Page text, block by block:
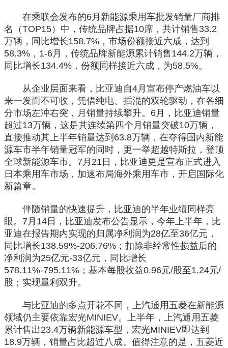
在乘联会发布的6月新能源乘用车批发销量厂商排
名（TOP15）中，传统品牌占据10席，共计销售33.2
万辆，同比增长158.7%，市场份额接近六成，达到
58.3%，1-6月，传统品牌新能源累计销售144.2万辆，
同比增长134.4%，份额同样接近六成，为58.5%。
从企业层面来看，比亚迪自4月宣布停产燃油车以
来一发而不可收，凭借纯电、插混的双轮驱动，在各细
分市场左冲右突，月销量持续攀升。6月，比亚迪销量
超过13万辆，这是其连续第四个月销量突破10万辆，
直接推动其上半年销量达到63.8万辆，在夺得国内新能
源车市半年销量冠军的同时，更一举超越特斯拉，登顶
全球新能源车市。7月21日，比亚迪更是宣布正式进入
日本乘用车市场，加速布局海外乘用车市，开启国际化
新篇章。
伴随销量的快速提升，比亚迪的半年业绩同样亮
眼。7月14日，比亚迪发布公告显示，今年上半年，比
亚迪在报告期内实现的归属净利润为28亿至36亿元，
同比增长138.59%-206.76%；扣除非经常性损益后的
净利润为25亿元-33亿元，同比增长
578.11%-795.11%；基本每股收益0.96元/股至1.24元/
股；实现量利双升。
与比亚迪的多点开花不同，上汽通用五菱在新能源
领域仍主要依靠宏光MINIEV。上半年，上汽通用五菱
累计售出23.4万辆新能源车型，宏光MINIEV即达到
18.9万辆，销量占比超过八成。值得注意的是，五菱近